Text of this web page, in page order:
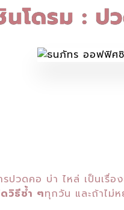
โดรม : ป
ปวดคอ บ่า ไหล่ เป็นเรื่อ
วิธีซ้ำ ๆทุกวัน และถ้าไม่